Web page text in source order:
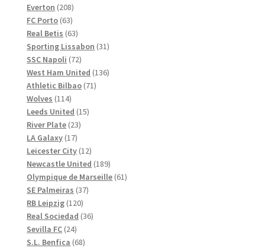
Everton 208208
produkter
FC Porto 6363
produkter
Real Betis 6363
produkter
Sporting Lissabon 3131
SSC Napoli 7272
produkter
West Ham United 136136
Athletic Bilbao 7171
Wolves 114114
produkter
Leeds United 1515
River Plate 2323
LA Galaxy 1717
produkter
Leicester City 1212
produkter
Newcastle United 189189
produkter
Olympique de Marseille 6161
SE Palmeiras 3737
RB Leipzig 120120
produkter
Real Sociedad 3636
Sevilla FC 2424
produkter
S.L. Benfica 6868